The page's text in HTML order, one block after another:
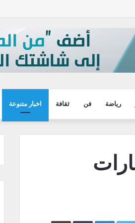
رياضة فن ثقافة اخبار متنوعة
LinkedIn
‏Tumblr طباعة